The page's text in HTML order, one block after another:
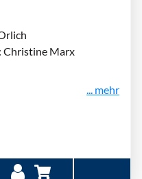
Christine Marx
... mehr